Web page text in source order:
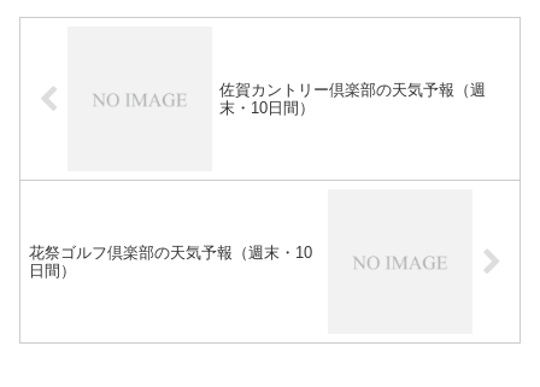
佐賀カントリー倶楽部の天気予報（週
末・10日間）
花祭ゴルフ倶楽部の天気予報（週末・10
日間）